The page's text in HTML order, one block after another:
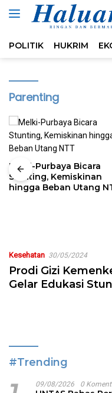
Langsung
POLITIK HUKRIM
Parenting
Melki-Purbaya Bicara
Stunting, Kemiskinan
hingga Beban Utang
Kesehatan 30/05/2024
Prodi Gizi
Gelar Edukasi
#Trending
09/08/2026 0